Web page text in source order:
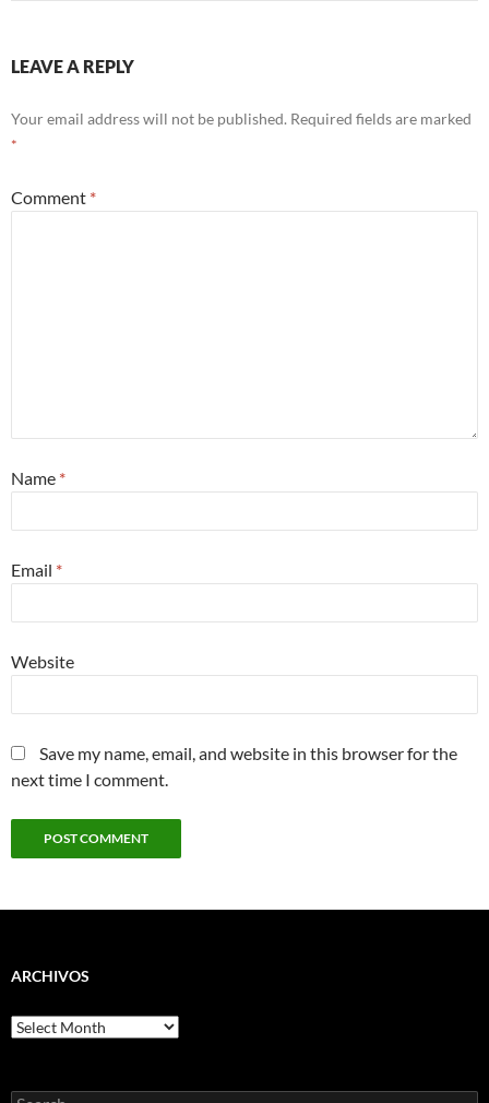
LEAVE A REPLY
Your email address will not be published. Required fields are marked
*
Comment *
Name *
Email *
Website
Save my name, email, and website in this browser for the
next time I comment.
ARCHIVOS
Archivos
Search